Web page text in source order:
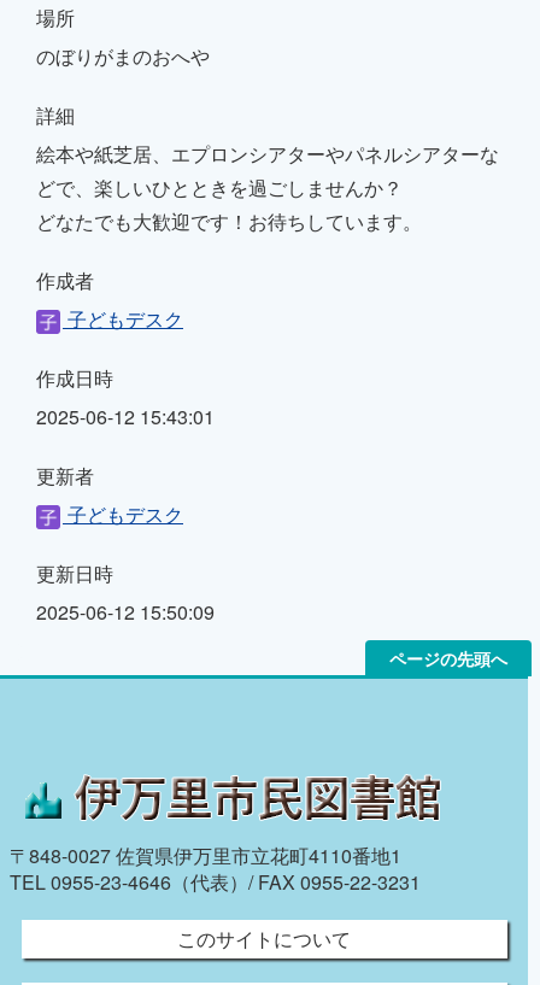
場所
のぼりがまのおへや
詳細
絵本や紙芝居、エプロンシアターやパネルシアターな
どで、楽しいひとときを過ごしませんか？
どなたでも大歓迎です！お待ちしています。
作成者
子どもデスク
作成日時
2025-06-12 15:43:01
更新者
子どもデスク
更新日時
2025-06-12 15:50:09
ページの先頭へ
〒848-0027 佐賀県伊万里市立花町4110番地1
TEL 0955-23-4646（代表）/ FAX 0955-22-3231
このサイトについて